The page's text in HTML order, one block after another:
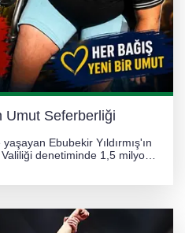
Umut Seferberliği
Ebubekir Yıldırmış'ın
denetiminde 1,5 milyon